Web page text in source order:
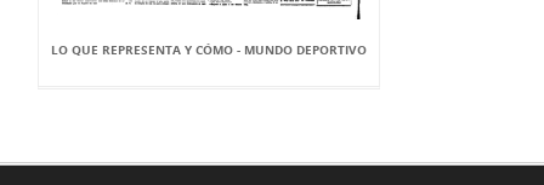
LO QUE REPRESENTA Y CÓMO - MUNDO DEPORTIVO